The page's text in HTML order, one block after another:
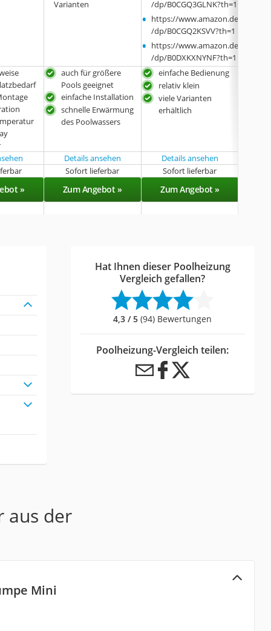
Varianten
/dp/B0CGQ3GLNK?th=1
• https://www.amazon.de
/dp/B0CGQ2KSVV?th=1
• https://www.amazon.de
/dp/B0DXKXNYNF?th=1
auch für größere
Pools geeignet
einfache Installation
schnelle Erwärmung
des Poolwassers
einfache Bedienung
relativ klein
viele Varianten
erhältlich
Details ansehen Details ansehen
Sofort lieferbar Sofort lieferbar
» Zum Angebot » Zum Angebot »
Hat Ihnen dieser Poolheizung
Vergleich gefallen?
4,3 / 5 (94) Bewertungen
Poolheizung-Vergleich teilen:
aus der
Mini